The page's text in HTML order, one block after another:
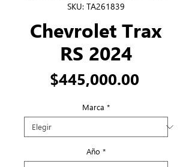
SKU: TA261839
Chevrolet Trax
RS 2024
$445,000.00
Marca *
Año *